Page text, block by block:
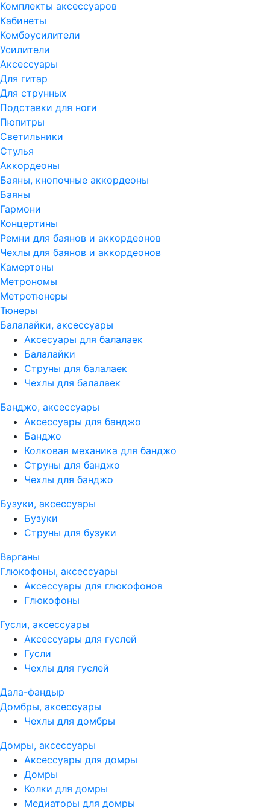
Комплекты аксессуаров
Кабинеты
Комбоусилители
Усилители
Аксессуары
Для гитар
Для струнных
Подставки для ноги
Пюпитры
Светильники
Стулья
Аккордеоны
Баяны, кнопочные аккордеоны
Баяны
Гармони
Концертины
Ремни для баянов и аккордеонов
Чехлы для баянов и аккордеонов
Камертоны
Метрономы
Метротюнеры
Тюнеры
Балалайки, аксессуары
Аксесуары для балалаек
Балалайки
Струны для балалаек
Чехлы для балалаек
Банджо, аксессуары
Аксессуары для банджо
Банджо
Колковая механика для банджо
Струны для банджо
Чехлы для банджо
Бузуки, аксессуары
Бузуки
Струны для бузуки
Варганы
Глюкофоны, аксессуары
Аксессуары для глюкофонов
Глюкофоны
Гусли, аксессуары
Аксессуары для гуслей
Гусли
Чехлы для гуслей
Дала-фандыр
Домбры, аксессуары
Чехлы для домбры
Домры, аксессуары
Аксессуары для домры
Домры
Колки для домры
Медиаторы для домры